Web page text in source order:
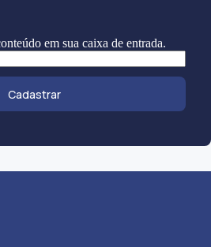
em sua caixa de entrada.
Cadastrar